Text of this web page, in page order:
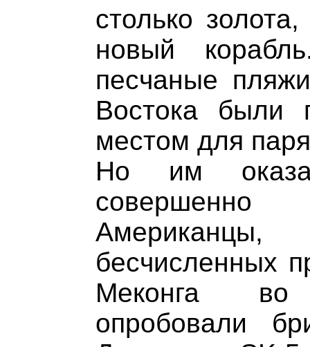
столько
новый
песчаные
Востока были
местом для
Но им
совершенно
бесчисленных
Меконга
опробовали